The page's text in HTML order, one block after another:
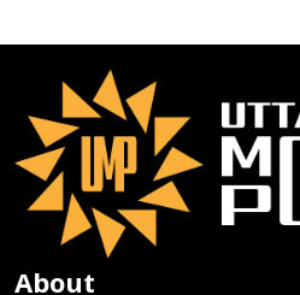
About